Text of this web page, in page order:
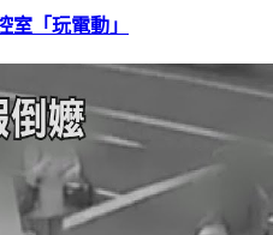
「玩電動」